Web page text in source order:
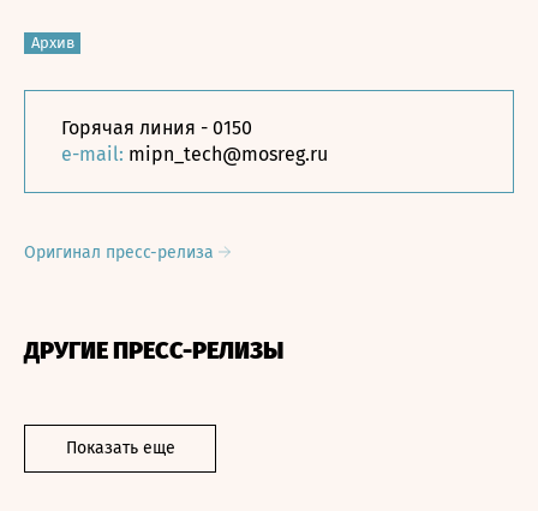
Архив
Горячая линия - 0150
e-mail: mipn_tech@mosreg.ru
Оригинал пресс-релиза
ДРУГИЕ ПРЕСС-РЕЛИЗЫ
Показать еще